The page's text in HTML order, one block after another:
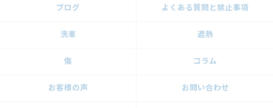
ブログ よくある質問と禁止事項
洗車 遮熱
傷 コラム
お客様の声 お問い合わせ